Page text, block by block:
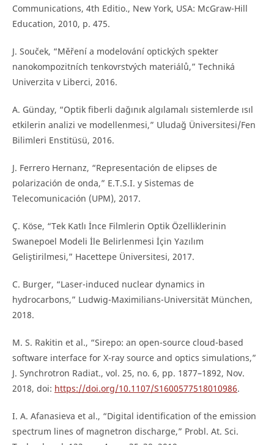
Communications, 4th Editio., New York, USA: McGraw-Hill
Education, 2010, p. 475.
J. Souček, “Měření a modelování optických spekter
nanokompozitních tenkovrstvých materiálů,” Techniká
Univerzita v Liberci, 2016.
A. Günday, “Optik fiberli dağınık algılamalı sistemlerde ısıl
etkilerin analizi ve modellenmesi,” Uludağ Üniversitesi/Fen
Bilimleri Enstitüsü, 2016.
J. Ferrero Hernanz, “Representación de elipses de
polarización de onda,” E.T.S.I. y Sistemas de
Telecomunicación (UPM), 2017.
Ç. Köse, “Tek Katlı İnce Filmlerin Optik Özelliklerinin
Swanepoel Modeli İle Belirlenmesi İçin Yazılım
Geliştirilmesi,” Hacettepe Üniversitesi, 2017.
C. Burger, “Laser-induced nuclear dynamics in
hydrocarbons,” Ludwig-Maximilians-Universität München,
2018.
M. S. Rakitin et al., “Sirepo: an open-source cloud-based
software interface for X-ray source and optics simulations,”
J. Synchrotron Radiat., vol. 25, no. 6, pp. 1877–1892, Nov.
2018, doi: https://doi.org/10.1107/S1600577518010986.
I. A. Afanasieva et al., “Digital identification of the emission
spectrum lines of magnetron discharge,” Probl. At. Sci.